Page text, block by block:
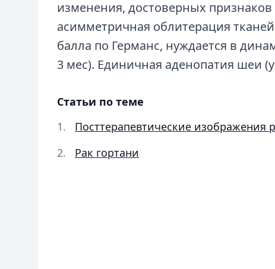
изменения, достоверных
асимметричная облитерация
балла по Германс, нуждается в
3 мес). Единичная аденопатия шеи
Статьи по теме
Посттерапевтические изображения
Рак гортани